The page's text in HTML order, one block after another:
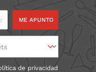
de privacidad